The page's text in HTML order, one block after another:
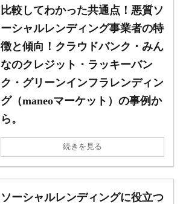
比較してわかった共通点！悪質ソ
ーシャルレンディング事業者の特
徴と傾向！クラウドバンク・みん
なのクレジット・ラッキーバン
ク・グリーンインフラレンディン
グ（maneoマーケット）の事例か
ら。
続きを見る
ソーシャルレンディングに役立つ